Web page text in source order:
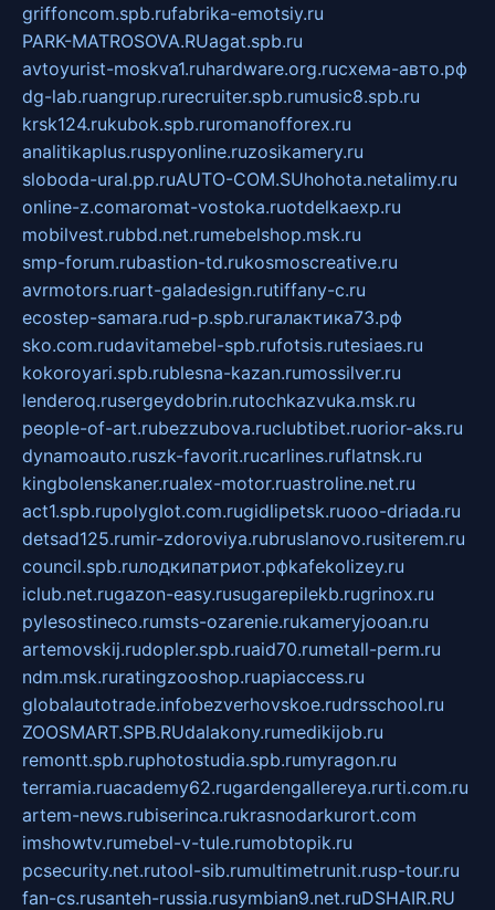
griffoncom.spb.rufabrika-emotsiy.ru
PARK-MATROSOVA.RUagat.spb.ru
avtoyurist-moskva1.ruhardware.org.ruсхема-авто.рф
dg-lab.ruangrup.rurecruiter.spb.rumusic8.spb.ru
krsk124.rukubok.spb.ruromanofforex.ru
analitikaplus.ruspyonline.ruzosikamery.ru
sloboda-ural.pp.ruAUTO-COM.SUhohota.netalimy.ru
online-z.comaromat-vostoka.ruotdelkaexp.ru
mobilvest.rubbd.net.rumebelshop.msk.ru
smp-forum.rubastion-td.rukosmoscreative.ru
avrmotors.ruart-galadesign.rutiffany-c.ru
ecostep-samara.rud-p.spb.ruгалактика73.рф
sko.com.rudavitamebel-spb.rufotsis.rutesiaes.ru
kokoroyari.spb.rublesna-kazan.rumossilver.ru
lenderoq.rusergeydobrin.rutochkazvuka.msk.ru
people-of-art.rubezzubova.ruclubtibet.ruorior-aks.ru
dynamoauto.ruszk-favorit.rucarlines.ruflatnsk.ru
kingbolenskaner.rualex-motor.ruastroline.net.ru
act1.spb.rupolyglot.com.rugidlipetsk.ruooo-driada.ru
detsad125.rumir-zdoroviya.rubruslanovo.rusiterem.ru
council.spb.ruлодкипатриот.рфkafekolizey.ru
iclub.net.rugazon-easy.rusugarepilekb.rugrinox.ru
pylesostineco.rumsts-ozarenie.rukameryjooan.ru
artemovskij.rudopler.spb.ruaid70.rumetall-perm.ru
ndm.msk.ruratingzooshop.ruapiaccess.ru
globalautotrade.infobezverhovskoe.rudrsschool.ru
ZOOSMART.SPB.RUdalakony.rumedikijob.ru
remontt.spb.ruphotostudia.spb.rumyragon.ru
terramia.ruacademy62.rugardengallereya.rurti.com.ru
artem-news.rubiserinca.rukrasnodarkurort.com
imshowtv.rumebel-v-tule.rumobtopik.ru
pcsecurity.net.rutool-sib.rumultimetrunit.rusp-tour.ru
fan-cs.rusanteh-russia.rusymbian9.net.ruDSHAIR.RU